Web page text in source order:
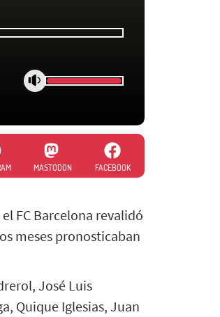
MASTODON FACEBOOK
FC Barcelona revalidó
meses pronosticaban
José Luis
Quique Iglesias, Juan